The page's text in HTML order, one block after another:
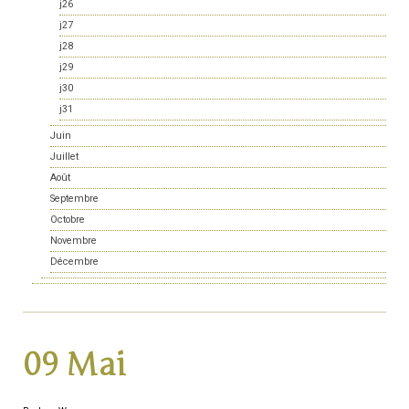
j26
j27
j28
j29
j30
j31
Juin
Juillet
Août
Septembre
Octobre
Novembre
Décembre
09 Mai